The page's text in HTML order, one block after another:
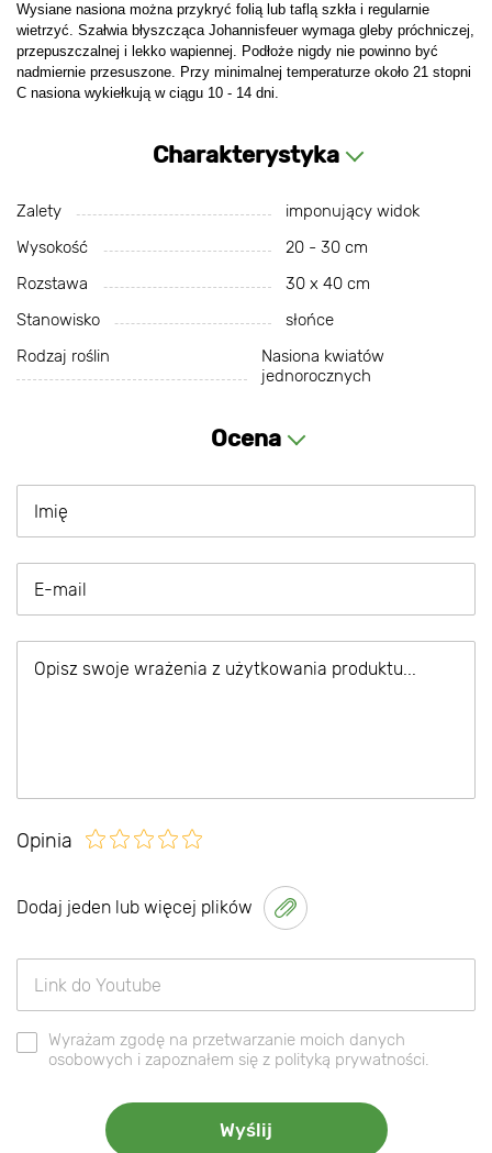
Wysiane nasiona można przykryć folią lub taflą szkła i regularnie
wietrzyć. Szałwia błyszcząca Johannisfeuer wymaga gleby próchniczej,
przepuszczalnej i lekko wapiennej. Podłoże nigdy nie powinno być
nadmiernie przesuszone. Przy minimalnej temperaturze około 21 stopni
C nasiona wykiełkują w ciągu 10 - 14 dni.
Charakterystyka
Zalety
imponujący widok
Wysokość
20 - 30 cm
Rozstawa
30 х 40 cm
Stanowisko
słońce
Rodzaj roślin
Nasiona kwiatów
jednorocznych
Ocena
Opinia
Dodaj jeden lub więcej plików
Wyrażam zgodę na przetwarzanie moich danych
osobowych i zapoznałem się z polityką prywatności.